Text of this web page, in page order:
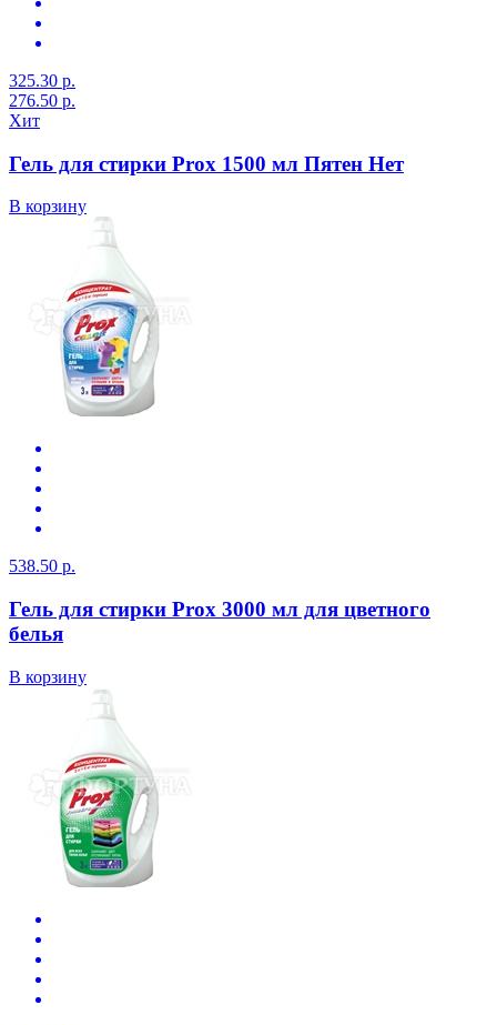
325.30 р.
276.50 р.
Хит
Гель для стирки Prox 1500 мл Пятен Нет
В корзину
538.50 р.
Гель для стирки Prox 3000 мл для цветного
белья
В корзину